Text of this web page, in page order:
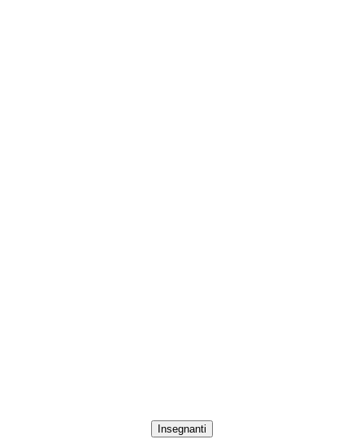
Insegnanti